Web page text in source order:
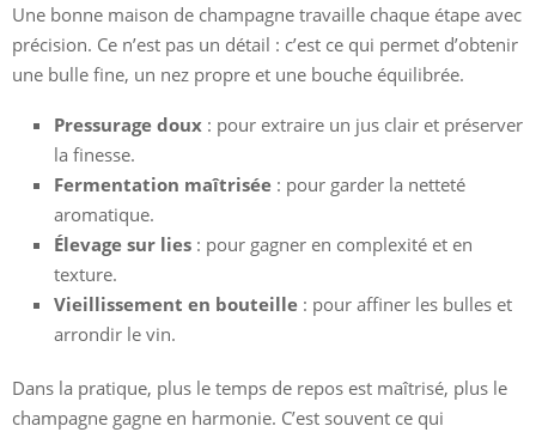
Une bonne maison de champagne travaille chaque étape avec
précision. Ce n’est pas un détail : c’est ce qui permet d’obtenir
une bulle fine, un nez propre et une bouche équilibrée.
Pressurage doux : pour extraire un jus clair et préserver
la finesse.
Fermentation maîtrisée : pour garder la netteté
aromatique.
Élevage sur lies : pour gagner en complexité et en
texture.
Vieillissement en bouteille : pour affiner les bulles et
arrondir le vin.
Dans la pratique, plus le temps de repos est maîtrisé, plus le
champagne gagne en harmonie. C’est souvent ce qui